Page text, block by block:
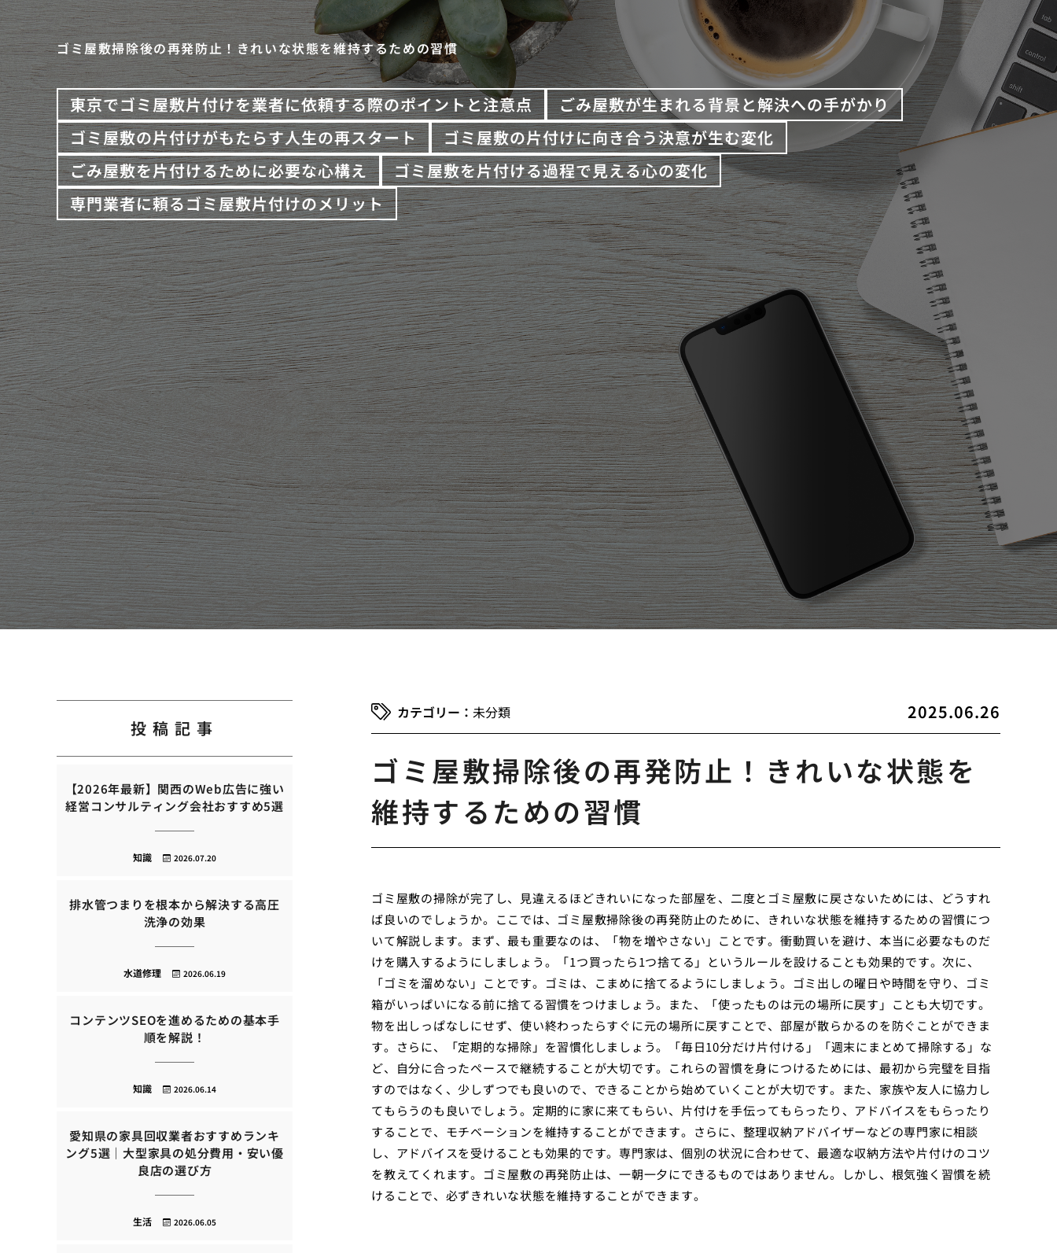
ゴミ屋敷掃除後の再発防止！きれいな状態を維持するための習慣
東京でゴミ屋敷片付けを業者に依頼する際のポイントと注意点
ごみ屋敷が生まれる背景と解決への手がかり
ゴミ屋敷の片付けがもたらす人生の再スタート
ゴミ屋敷の片付けに向き合う決意が生む変化
ごみ屋敷を片付けるために必要な心構え
ゴミ屋敷を片付ける過程で見える心の変化
専門業者に頼るゴミ屋敷片付けのメリット
2025.06.26
未分類
ゴミ屋敷掃除後の再発防止！きれいな状態を
維持するための習慣
ゴミ屋敷の掃除が完了し、見違えるほどきれいになった部屋を、二度とゴミ屋敷に戻さないためには、どうすれ
ば良いのでしょうか。ここでは、ゴミ屋敷掃除後の再発防止のために、きれいな状態を維持するための習慣につ
いて解説します。まず、最も重要なのは、「物を増やさない」ことです。衝動買いを避け、本当に必要なものだ
けを購入するようにしましょう。「1つ買ったら1つ捨てる」というルールを設けることも効果的です。次に、
「ゴミを溜めない」ことです。ゴミは、こまめに捨てるようにしましょう。ゴミ出しの曜日や時間を守り、ゴミ
箱がいっぱいになる前に捨てる習慣をつけましょう。また、「使ったものは元の場所に戻す」ことも大切です。
物を出しっぱなしにせず、使い終わったらすぐに元の場所に戻すことで、部屋が散らかるのを防ぐことができま
す。さらに、「定期的な掃除」を習慣化しましょう。「毎日10分だけ片付ける」「週末にまとめて掃除する」な
ど、自分に合ったペースで継続することが大切です。これらの習慣を身につけるためには、最初から完璧を目指
すのではなく、少しずつでも良いので、できることから始めていくことが大切です。また、家族や友人に協力し
てもらうのも良いでしょう。定期的に家に来てもらい、片付けを手伝ってもらったり、アドバイスをもらったり
することで、モチベーションを維持することができます。さらに、整理収納アドバイザーなどの専門家に相談
し、アドバイスを受けることも効果的です。専門家は、個別の状況に合わせて、最適な収納方法や片付けのコツ
を教えてくれます。ゴミ屋敷の再発防止は、一朝一夕にできるものではありません。しかし、根気強く習慣を続
けることで、必ずきれいな状態を維持することができます。
投稿記事
【2026年最新】関西のWeb広告に強い
経営コンサルティング会社おすすめ5選
2026.07.20
知識
排水管つまりを根本から解決する高圧
洗浄の効果
2026.06.19
水道修理
コンテンツSEOを進めるための基本手
順を解説！
2026.06.14
知識
愛知県の家具回収業者おすすめランキ
ング5選｜大型家具の処分費用・安い優
良店の選び方
2026.06.05
生活